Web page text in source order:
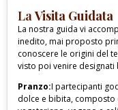
LaVisita Guidata
La nostra guida vi
inedito, mai proposto
conoscere le origini del
visto poi venire designati
Pranzo:I partecipanti
dolce e bibita,